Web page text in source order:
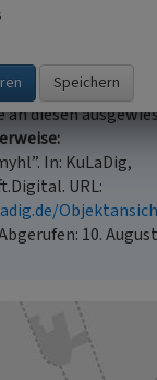
Hinweis
Inhalt ist
Medien
an diesen
In: KuLaDig,
URL:
10.